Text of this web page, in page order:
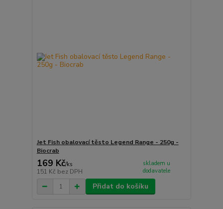
Jet Fish obalovací těsto Legend Range - 250g -
Biocrab
169 Kč/ks
151 Kč bez DPH
skladem u
dodavatele
Přidat do košíku